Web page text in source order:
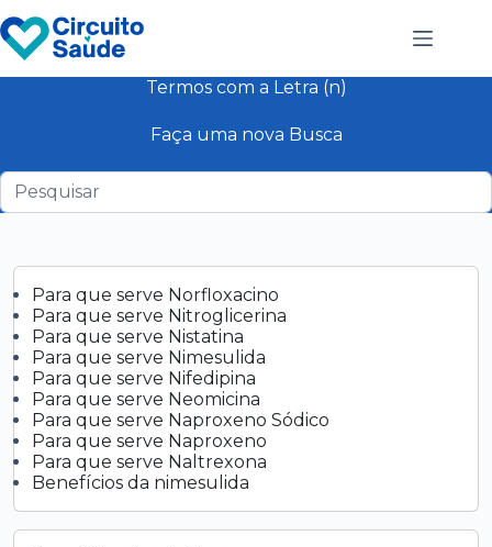
para
o
conteúdo
Termos com a Letra (n)
Faça uma nova Busca
Para que serve Norfloxacino
Para que serve Nitroglicerina
Para que serve Nistatina
Para que serve Nimesulida
Para que serve Nifedipina
Para que serve Neomicina
Para que serve Naproxeno Sódico
Para que serve Naproxeno
Para que serve Naltrexona
Benefícios da nimesulida